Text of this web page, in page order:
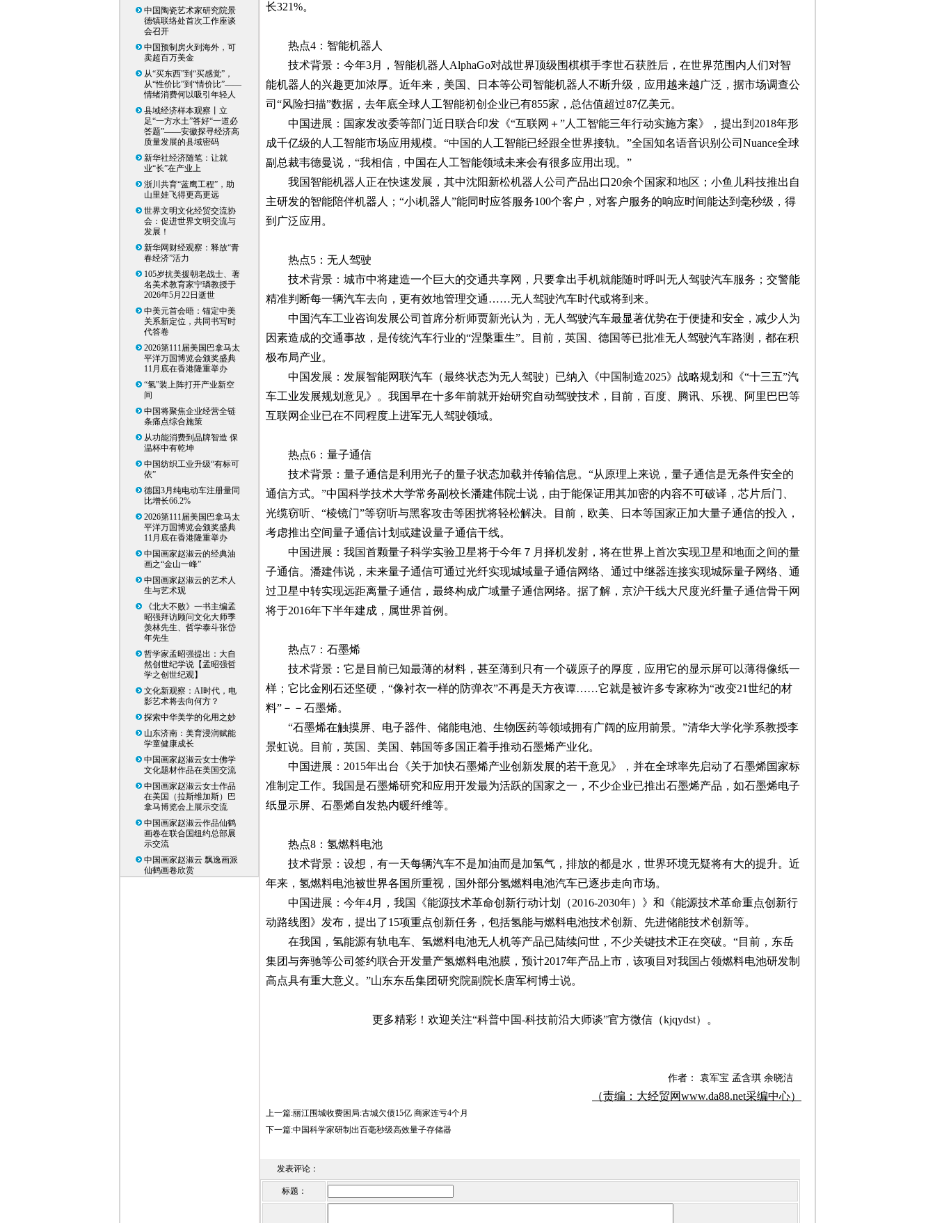
中国陶瓷艺术家研究院景
德镇联络处首次工作座谈
会召开
中国预制房火到海外，可
卖超百万美金
从“买东西”到“买感觉”，
从“性价比”到“情价比”——
情绪消费何以吸引年轻人
县域经济样本观察丨立
足“一方水土”答好“一道必
答题”——安徽探寻经济高
质量发展的县域密码
新华社经济随笔：让就
业“长”在产业上
浙川共育“蓝鹰工程”，助
山里娃飞得更高更远
世界文明文化经贸交流协
会：促进世界文明交流与
发展！
新华网财经观察：释放“青
春经济”活力
105岁抗美援朝老战士、著
名美术教育家宁璘教授于
2026年5月22日逝世
中美元首会晤：锚定中美
关系新定位，共同书写时
代答卷
2026第111届美国巴拿马太
平洋万国博览会颁奖盛典
11月底在香港隆重举办
“氢”装上阵打开产业新空
间
中国将聚焦企业经营全链
条痛点综合施策
从功能消费到品牌智造 保
温杯中有乾坤
中国纺织工业升级“有标可
依”
德国3月纯电动车注册量同
比增长66.2%
2026第111届美国巴拿马太
平洋万国博览会颁奖盛典
11月底在香港隆重举办
中国画家赵淑云的经典油
画之“金山一峰”
中国画家赵淑云的艺术人
生与艺术观
《北大不败》一书主编孟
昭强拜访顾问文化大师季
羡林先生、哲学泰斗张岱
年先生
哲学家孟昭强提出：大自
然创世纪学说【孟昭强哲
学之创世纪观】
文化新观察：AI时代，电
影艺术将去向何方？
探索中华美学的化用之妙
山东济南：美育浸润赋能
学童健康成长
中国画家赵淑云女士佛学
文化题材作品在美国交流
中国画家赵淑云女士作品
在美国（拉斯维加斯）巴
拿马博览会上展示交流
中国画家赵淑云作品仙鹤
画卷在联合国纽约总部展
示交流
中国画家赵淑云 飘逸画派
仙鹤画卷欣赏
长321%。
热点4：智能机器人
技术背景：今年3月，智能机器人AlphaGo对战世界顶级围棋棋手李世石获胜后，在世界范围内人们对智
能机器人的兴趣更加浓厚。近年来，美国、日本等公司智能机器人不断升级，应用越来越广泛，据市场调查公
司“风险扫描”数据，去年底全球人工智能初创企业已有855家，总估值超过87亿美元。
中国进展：国家发改委等部门近日联合印发《“互联网＋”人工智能三年行动实施方案》，提出到2018年形
成千亿级的人工智能市场应用规模。“中国的人工智能已经跟全世界接轨。”全国知名语音识别公司Nuance全球
副总裁韦德曼说，“我相信，中国在人工智能领域未来会有很多应用出现。”
我国智能机器人正在快速发展，其中沈阳新松机器人公司产品出口20余个国家和地区；小鱼儿科技推出自
主研发的智能陪伴机器人；“小i机器人”能同时应答服务100个客户，对客户服务的响应时间能达到毫秒级，得
到广泛应用。
热点5：无人驾驶
技术背景：城市中将建造一个巨大的交通共享网，只要拿出手机就能随时呼叫无人驾驶汽车服务；交警能
精准判断每一辆汽车去向，更有效地管理交通……无人驾驶汽车时代或将到来。
中国汽车工业咨询发展公司首席分析师贾新光认为，无人驾驶汽车最显著优势在于便捷和安全，减少人为
因素造成的交通事故，是传统汽车行业的“涅槃重生”。目前，英国、德国等已批准无人驾驶汽车路测，都在积
极布局产业。
中国发展：发展智能网联汽车（最终状态为无人驾驶）已纳入《中国制造2025》战略规划和《“十三五”汽
车工业发展规划意见》。我国早在十多年前就开始研究自动驾驶技术，目前，百度、腾讯、乐视、阿里巴巴等
互联网企业已在不同程度上进军无人驾驶领域。
热点6：量子通信
技术背景：量子通信是利用光子的量子状态加载并传输信息。“从原理上来说，量子通信是无条件安全的
通信方式。”中国科学技术大学常务副校长潘建伟院士说，由于能保证用其加密的内容不可破译，芯片后门、
光缆窃听、“棱镜门”等窃听与黑客攻击等困扰将轻松解决。目前，欧美、日本等国家正加大量子通信的投入，
考虑推出空间量子通信计划或建设量子通信干线。
中国进展：我国首颗量子科学实验卫星将于今年７月择机发射，将在世界上首次实现卫星和地面之间的量
子通信。潘建伟说，未来量子通信可通过光纤实现城域量子通信网络、通过中继器连接实现城际量子网络、通
过卫星中转实现远距离量子通信，最终构成广域量子通信网络。据了解，京沪干线大尺度光纤量子通信骨干网
将于2016年下半年建成，属世界首例。
热点7：石墨烯
技术背景：它是目前已知最薄的材料，甚至薄到只有一个碳原子的厚度，应用它的显示屏可以薄得像纸一
样；它比金刚石还坚硬，“像衬衣一样的防弹衣”不再是天方夜谭……它就是被许多专家称为“改变21世纪的材
料”－－石墨烯。
“石墨烯在触摸屏、电子器件、储能电池、生物医药等领域拥有广阔的应用前景。”清华大学化学系教授李
景虹说。目前，英国、美国、韩国等多国正着手推动石墨烯产业化。
中国进展：2015年出台《关于加快石墨烯产业创新发展的若干意见》，并在全球率先启动了石墨烯国家标
准制定工作。我国是石墨烯研究和应用开发最为活跃的国家之一，不少企业已推出石墨烯产品，如石墨烯电子
纸显示屏、石墨烯自发热内暖纤维等。
热点8：氢燃料电池
技术背景：设想，有一天每辆汽车不是加油而是加氢气，排放的都是水，世界环境无疑将有大的提升。近
年来，氢燃料电池被世界各国所重视，国外部分氢燃料电池汽车已逐步走向市场。
中国进展：今年4月，我国《能源技术革命创新行动计划（2016-2030年）》和《能源技术革命重点创新行
动路线图》发布，提出了15项重点创新任务，包括氢能与燃料电池技术创新、先进储能技术创新等。
在我国，氢能源有轨电车、氢燃料电池无人机等产品已陆续问世，不少关键技术正在突破。“目前，东岳
集团与奔驰等公司签约联合开发量产氢燃料电池膜，预计2017年产品上市，该项目对我国占领燃料电池研发制
高点具有重大意义。”山东东岳集团研究院副院长唐军柯博士说。
更多精彩！欢迎关注“科普中国-科技前沿大师谈”官方微信（kjqydst）。
作者： 袁军宝 孟含琪 余晓洁
（责编：大经贸网www.da88.net采编中心）
上一篇:丽江围城收费困局:古城欠债15亿 商家连亏4个月
下一篇:中国科学家研制出百毫秒级高效量子存储器
发表评论：
标题：